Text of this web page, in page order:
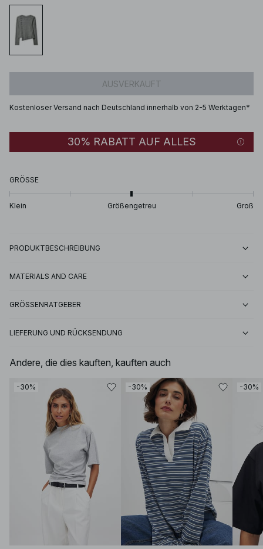
AUSVERKAUFT
Kostenloser Versand nach Deutschland innerhalb von 2-5 Werktagen*
30% RABATT AUF ALLES
GRÖSSE
Klein Größengetreu Groß
PRODUKTBESCHREIBUNG
MATERIALS AND CARE
GRÖSSENRATGEBER
LIEFERUNG UND RÜCKSENDUNG
Andere, die dies kauften, kauften auch
-30% -30% -30%